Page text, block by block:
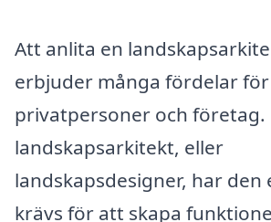
Att anlita en
erbjuder många fördelar
privatpersoner och företag.
landskapsarkitekt, eller
landskapsdesigner, har den
krävs för att skapa